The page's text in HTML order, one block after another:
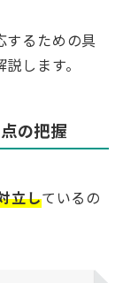
するための具
します。
の把握
立しているの